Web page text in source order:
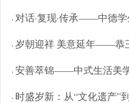
· 对话·复现·传承——中德
· 岁朝迎祥 美意延年——恭
· 安善萃锦——中式生活美学
· 时盛岁新：从“文化遗产”